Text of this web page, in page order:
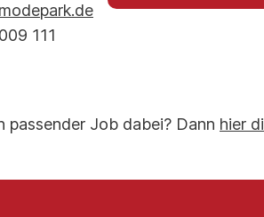
111
passender Job dabei? Dann hier